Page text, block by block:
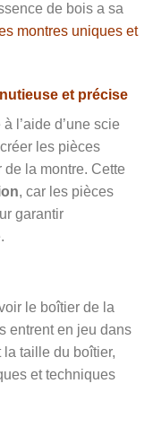
de bois a sa
montres uniques et
et précise
l’aide d’une scie
les pièces
la montre. Cette
, car les pièces
garantir
le boîtier de la
entrent en jeu dans
taille du boîtier,
et techniques